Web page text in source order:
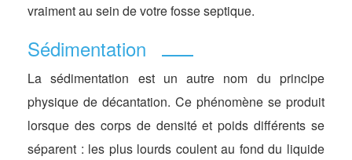
vraiment au sein de votre fosse septique.
Sédimentation
La sédimentation est un autre nom du principe
physique de décantation. Ce phénomène se produit
lorsque des corps de densité et poids différents se
séparent : les plus lourds coulent au fond du liquide